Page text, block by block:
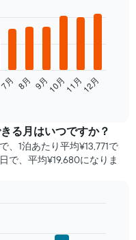
7月 8月 9月10月11月12月
る月はいつですか？
、1泊あたり平均¥13,771で
で、平均¥19,680になりま